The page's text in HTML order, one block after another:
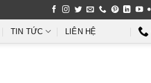
TIN TỨC LIÊN HỆ